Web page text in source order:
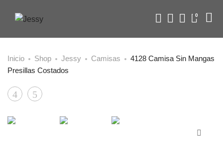
0
Inicio Shop Jessy Camisas
4128 Camisa Sin Mangas
Presillas Costados
Product
navigation
41234102